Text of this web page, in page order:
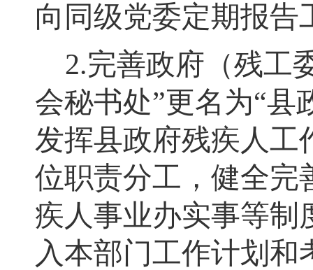
向同级党委定期报告
2.完善政府（残工
会秘书处”更名为“县
发挥县政府残疾人工
位职责分工 ， 健全完
疾人事业办实事等制
入本部门工作计划和